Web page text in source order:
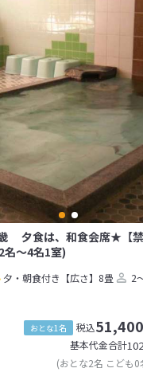
夕食は、和食会席★【禁
名～4名1室)
夕・朝食付き 【広さ】8畳 2
おとな1名 税込
基本代金合計
(おとな2名 こども